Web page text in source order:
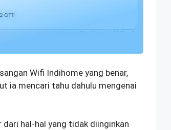
Wifi Indihome yang benar,
ia mencari tahu dahulu mengenai
hal-hal yang tidak diinginkan